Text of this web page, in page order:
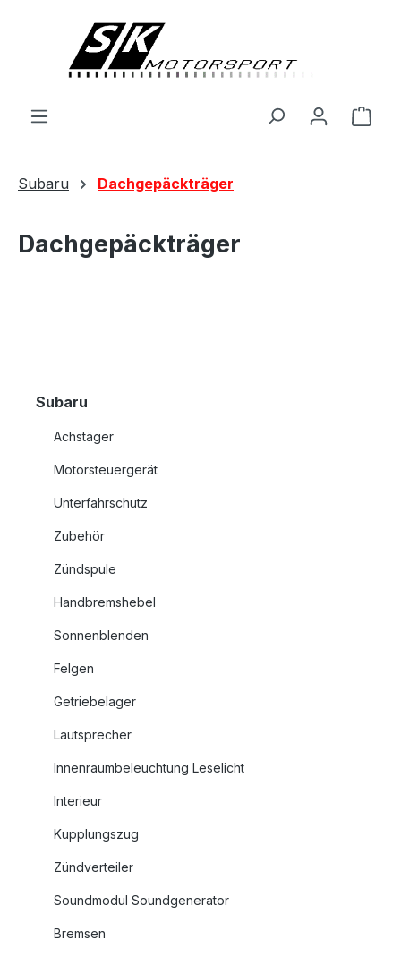
Subaru Dachgepäckträger
Dachgepäckträger
Subaru
Achstäger
Motorsteuergerät
Unterfahrschutz
Zubehör
Zündspule
Handbremshebel
Sonnenblenden
Felgen
Getriebelager
Lautsprecher
Innenraumbeleuchtung Leselicht
Interieur
Kupplungszug
Zündverteiler
Soundmodul Soundgenerator
Bremsen